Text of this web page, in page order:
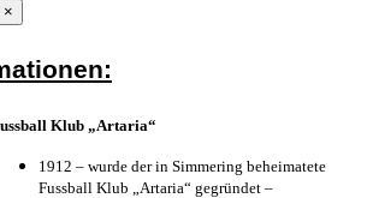
×
Klub „Artaria“
1912 – wurde der in Simmering beheimatete
Fussball Klub „Artaria“ gegründet –